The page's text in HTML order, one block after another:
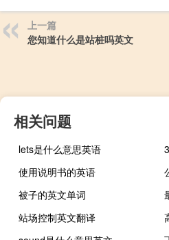
上一篇
您知道什么是站桩吗英文
相关问题
lets是什么意思英语
使用说明书的英语
被子的英文单词
站场控制英文翻译